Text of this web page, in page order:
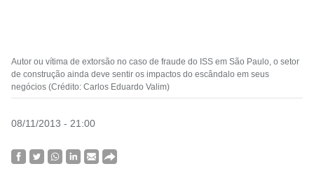
Autor ou vítima de extorsão no caso de fraude do ISS em São Paulo, o setor
de construção ainda deve sentir os impactos do escândalo em seus
negócios (Crédito: Carlos Eduardo Valim)
08/11/2013 - 21:00